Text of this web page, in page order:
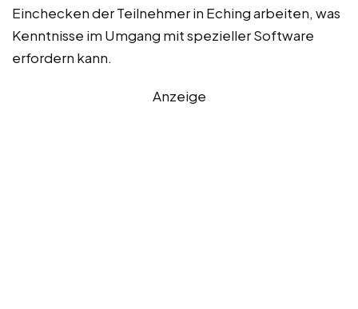
Einchecken der Teilnehmer in Eching arbeiten, was
Kenntnisse im Umgang mit spezieller Software
erfordern kann.
Anzeige